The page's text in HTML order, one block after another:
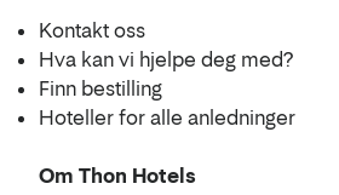
Kontakt oss
Hva kan vi hjelpe deg med?
Finn bestilling
Hoteller for alle anledninger
Om Thon Hotels